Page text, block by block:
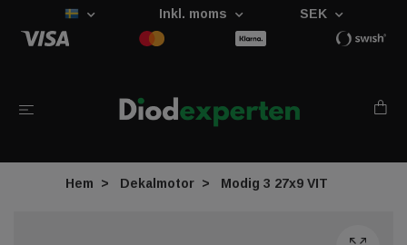
Inkl. moms SEK
Hem Dekalmotor Modig 3 27x9 VIT